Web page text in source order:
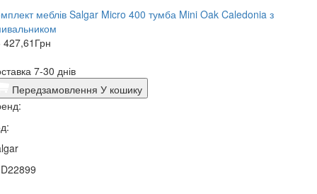
меблів Salgar Micro 400 тумба Mini Oak Caledonia з
427,61 Грн
7-30 днів
Передзамовлення У кошику